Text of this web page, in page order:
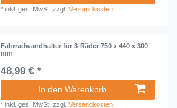
*inkl. ges. MwSt. zzgl.Versandkosten
Fahrradwandhalter für 3-Räder 750 x 440 x 300
mm
48,99 € *
In den Warenkorb
*inkl. ges. MwSt. zzgl.Versandkosten